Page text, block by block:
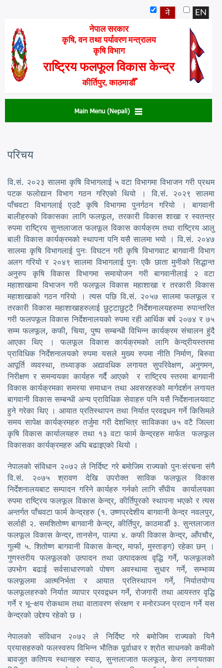
content
नेपाल सरकार
कृषि, वन तथा पर्यावरण मन्त्रालय
कृषि विभाग
राष्ट्रिय फलफूल विकास केन्द्र
कीर्तिपुर, काठमाडौँ
Main Menu (Nepali)
परिचय
वि.सं. २०२३ सालमा कृषि विभागलाई ५ वटा विभागमा विभाजन गरी प्रथम
पटक फलोद्यान विभाग गठन गरिएको थियो । वि.सं. २०२९ सालमा
पाँचवटा विभागलाई एउटै कृषि विभागमा पुनर्गठन गरियो । बागवानी
बालीहरुको विकासका लागि फलफूल, तरकारी विकास शाखा र स्वतन्त्र
रुपमा राष्ट्रिय सुन्तलाजात फलफूल विकास कार्यक्रम तथा राष्ट्रिय आलु
बाली विकास कार्यक्रमको स्थापना पनि यसै सालमा भयो । वि.सं. २०४७
सालमा कृषि विभागलाई पुनः विघटन गरी कृषि विभागवाट बागवानी विभाग
अलग गरियो र २०४९ सालमा विभागलाई पुनः एकै छाता मुनीको सिद्धान्त
अनुरुप कृषि विकास विभागमा समायोजन गरी बागवानीलाई २ वटा
महाशाखामा विभाजन गरी फलफूल विकास महाशाखा र तरकारी विकास
महाशाखाको गठन गरियो । त्यस पछि वि.सं. २०५७ सालमा फलफूल र
तरकारी विकास महाशाखाहरुलाई छुट्टाछुट्टै निर्देशनालयहरुमा रुपान्तरित
गरी फलपफूल विकास निर्देशनालयको रुपमा रही आर्थिक बर्ष २०७४ र ७५
सम्म फलफूल, कफी, चिया, पुष्प सम्बन्धी विभिन्न कार्यक्रम संचालन हुंदै
आएका थिए । फलफूल विकास कार्यक्रमको लागि केन्द्रीयस्तरमा
प्राविधिक निर्देशनालयको रुपमा यसले मुख्य रुपमा नीति निर्माण, बिरुवा
आपूर्ति व्यवस्था, तथ्याङ्क अद्यावधिक लगायत सुपरिवेक्षण, अनुगमन,
निरीक्षण र समन्वयका कार्यहरु गर्दै आएको र राष्ट्रिय स्तरमा बागवानी
विकास कार्यक्रमका समस्या समाधान तथा अवसरहरुको मार्गदर्शन लगायत
बागवानी विकास सम्बन्धी अन्य प्राविधिक सेवाहरु पनि यसै निर्देशनालयवाट
हुने गरेका थिए । आयात प्रतिस्थापन तथा निर्यात प्रवद्र्धन गर्ने किसिमले
समय सापेक्ष कार्यक्रमहरु तर्जुमा गरी देशभित्र साविकका ७५ वटै जिल्ला
कृषि विकास कार्यालयहरु तथा १३ वटा फार्म केन्द्रहरु मार्फत फलफूल
विकासका कार्यक्रमहरु अघि बढाइएको थियो ।
नेपालको संविधान २०७२ ले निर्दिष्ट गरे बमोजिम राज्यको पुनःसंरचना संगै
वि.सं. २०७५ श्रावण देखि उपरोक्त साविक फलफूल विकास
निर्देशनालयबाट सम्पादन गरिने कार्यहरु गर्नको लागि सँघीय कार्यालयका
रुपमा राष्ट्रिय फलफूल विकास केन्द्र, कीर्तिपुरको स्थापना भएको र त्यस
अन्तर्गत पाँचवटा फार्म केन्द्रहरु (१. उष्णप्रदेशीय बागवानी केन्द्र नवलपुर,
सर्लाही २. समशितोष्ण बागवानी केन्द्र, कीर्तिपुर, काठमाडौं ३. सुन्तलाजात
फलफूल विकास केन्द्र, तानसेन, पाल्पा ४. कफी विकास केन्द्र, आँपचौर,
गुल्मी ५. शितोष्ण बागवानी विकास केन्द्र, मार्फा, मुस्ताङ्ग) रहेका छन् ।
गुणस्तरीय फलफूलको उत्पादन तथा उत्पादकत्व वृद्धि गर्ने, फलफूलको
उपभोग बढाई सर्वसाधारणको पोषण अवस्थामा सुधार गर्ने, सम्भाव्य
फलफूलमा आत्मनिर्भता र आयात प्रतिस्थापन गर्ने, निर्यातयोग्य
फलफूलहरुको निर्यात व्यापार प्रवद्र्धन गर्ने, रोजगारी तथा आयस्तर वृद्धि
गर्ने र भू–क्षय रोकथाम तथा वातावरण संरक्षण र मनोरञ्जन प्रदान गर्ने यस
केन्द्रको उद्देश्य रहेको छ ।
नेपालको संविधान २०७२ ले निर्दिष्ट गरे बमोजिम राज्यको यिनै
प्रयासहरुको फलस्वरुप विभिन्न भौतिक पूर्वाधार र श्रोत साधनको कमीको
बावजुत कतिपय स्थानहरु स्याउ, सुन्तलाजात फलफूल, केरा लगायतका